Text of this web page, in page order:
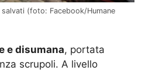
(foto: Facebook/Humane
e disumana, portata
scrupoli. A livello